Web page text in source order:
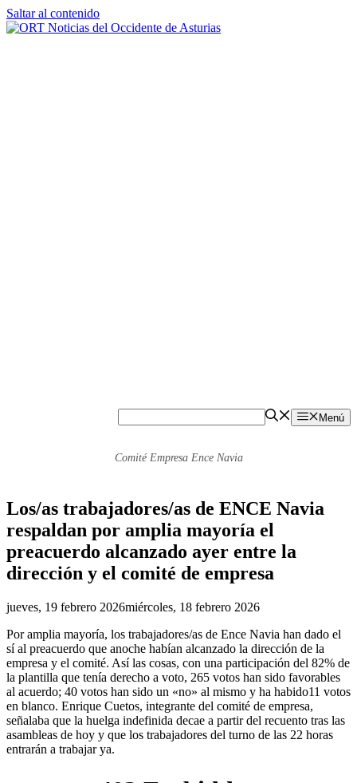
Saltar al contenido
Menú
Comité Empresa Ence Navia
Los/as trabajadores/as de ENCE Navia
respaldan por amplia mayoría el
preacuerdo alcanzado ayer entre la
dirección y el comité de empresa
jueves, 19 febrero 2026miércoles, 18 febrero 2026
Por amplia mayoría, los trabajadores/as de Ence Navia han dado el
sí al preacuerdo que anoche habían alcanzado la dirección de la
empresa y el comité. Así las cosas, con una participación del 82% de
la plantilla que tenía derecho a voto, 265 votos han sido favorables
al acuerdo; 40 votos han sido un «no» al mismo y ha habido11 votos
en blanco. Enrique Cuetos, integrante del comité de empresa,
señalaba que la huelga indefinida decae a partir del recuento tras las
asambleas de hoy y que los trabajadores del turno de las 22 horas
entrarán a trabajar ya.